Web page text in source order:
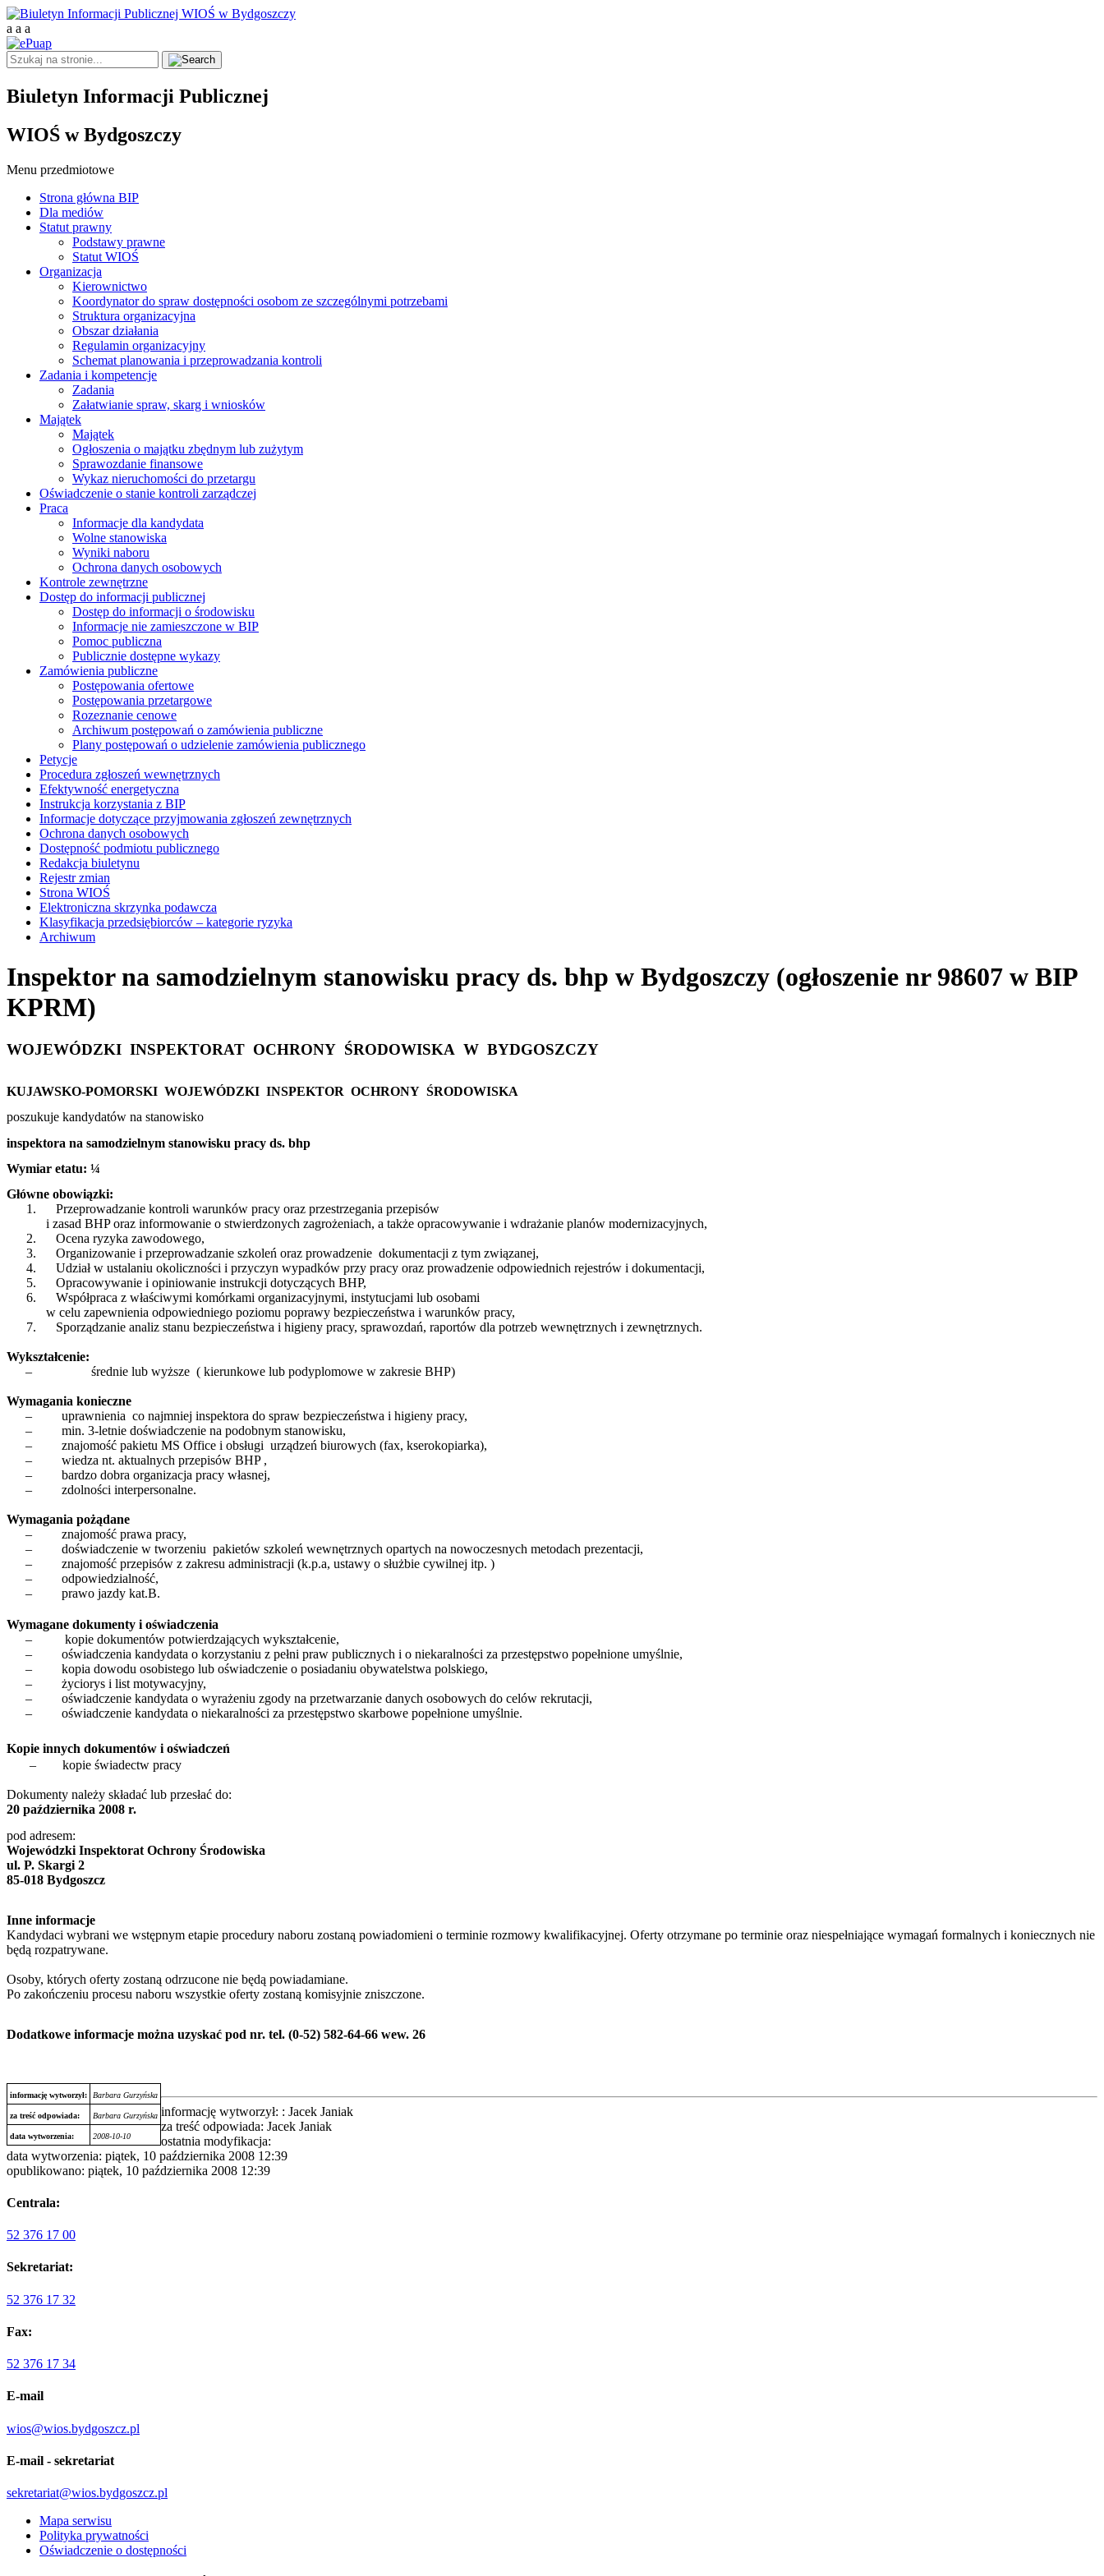
a a a
Biuletyn Informacji Publicznej
WIOŚ w Bydgoszczy
Menu przedmiotowe
Strona główna BIP
Dla mediów
Statut prawny
Podstawy prawne
Statut WIOŚ
Organizacja
Kierownictwo
Koordynator do spraw dostępności osobom ze szczególnymi potrzebami
Struktura organizacyjna
Obszar działania
Regulamin organizacyjny
Schemat planowania i przeprowadzania kontroli
Zadania i kompetencje
Zadania
Załatwianie spraw, skarg i wniosków
Majątek
Majątek
Ogłoszenia o majątku zbędnym lub zużytym
Sprawozdanie finansowe
Wykaz nieruchomości do przetargu
Oświadczenie o stanie kontroli zarządczej
Praca
Informacje dla kandydata
Wolne stanowiska
Wyniki naboru
Ochrona danych osobowych
Kontrole zewnętrzne
Dostęp do informacji publicznej
Dostęp do informacji o środowisku
Informacje nie zamieszczone w BIP
Pomoc publiczna
Publicznie dostępne wykazy
Zamówienia publiczne
Postępowania ofertowe
Postępowania przetargowe
Rozeznanie cenowe
Archiwum postępowań o zamówienia publiczne
Plany postępowań o udzielenie zamówienia publicznego
Petycje
Procedura zgłoszeń wewnętrznych
Efektywność energetyczna
Instrukcja korzystania z BIP
Informacje dotyczące przyjmowania zgłoszeń zewnętrznych
Ochrona danych osobowych
Dostępność podmiotu publicznego
Redakcja biuletynu
Rejestr zmian
Strona WIOŚ
Elektroniczna skrzynka podawcza
Klasyfikacja przedsiębiorców – kategorie ryzyka
Archiwum
Inspektor na samodzielnym stanowisku pracy ds. bhp w Bydgoszczy (ogłoszenie nr 98607 w BIP
KPRM)
WOJEWÓDZKI INSPEKTORAT OCHRONY ŚRODOWISKA W BYDGOSZCZY
KUJAWSKO-POMORSKI WOJEWÓDZKI INSPEKTOR OCHRONY ŚRODOWISKA
poszukuje kandydatów na stanowisko
inspektora na samodzielnym stanowisku pracy ds. bhp
Wymiar etatu: ¼
Główne obowiązki:
1.
Przeprowadzanie kontroli warunków pracy oraz przestrzegania przepisów
i zasad BHP oraz informowanie o stwierdzonych zagrożeniach, a także opracowywanie i wdrażanie planów modernizacyjnych,
2.
Ocena ryzyka zawodowego,
3.
Organizowanie i przeprowadzanie szkoleń oraz prowadzenie dokumentacji z tym związanej,
4.
Udział w ustalaniu okoliczności i przyczyn wypadków przy pracy oraz prowadzenie odpowiednich rejestrów i dokumentacji,
5.
Opracowywanie i opiniowanie instrukcji dotyczących BHP,
6.
Współpraca z właściwymi komórkami organizacyjnymi, instytucjami lub osobami
w celu zapewnienia odpowiedniego poziomu poprawy bezpieczeństwa i warunków pracy,
7.
Sporządzanie analiz stanu bezpieczeństwa i higieny pracy, sprawozdań, raportów dla potrzeb wewnętrznych i zewnętrznych.
Wykształcenie:
–
średnie lub wyższe ( kierunkowe lub podyplomowe w zakresie BHP)
Wymagania konieczne
–
uprawnienia co najmniej inspektora do spraw bezpieczeństwa i higieny pracy,
–
min. 3-letnie doświadczenie na podobnym stanowisku,
–
znajomość pakietu MS Office i obsługi urządzeń biurowych (fax, kserokopiarka),
–
wiedza nt. aktualnych przepisów BHP ,
–
bardzo dobra organizacja pracy własnej,
–
zdolności interpersonalne.
Wymagania pożądane
–
znajomość prawa pracy,
–
doświadczenie w tworzeniu pakietów szkoleń wewnętrznych opartych na nowoczesnych metodach prezentacji,
–
znajomość przepisów z zakresu administracji (k.p.a, ustawy o służbie cywilnej itp. )
–
odpowiedzialność,
–
prawo jazdy kat.B.
Wymagane dokumenty i oświadczenia
–
kopie dokumentów potwierdzających wykształcenie,
–
oświadczenia kandydata o korzystaniu z pełni praw publicznych i o niekaralności za przestępstwo popełnione umyślnie,
–
kopia dowodu osobistego lub oświadczenie o posiadaniu obywatelstwa polskiego,
–
życiorys i list motywacyjny,
–
oświadczenie kandydata o wyrażeniu zgody na przetwarzanie danych osobowych do celów rekrutacji,
–
oświadczenie kandydata o niekaralności za przestępstwo skarbowe popełnione umyślnie.
Kopie innych dokumentów i oświadczeń
– kopie świadectw pracy
Dokumenty należy składać lub przesłać do:
20 października 2008 r.
pod adresem:
Wojewódzki Inspektorat Ochrony Środowiska
ul. P. Skargi 2
85-018 Bydgoszcz
Inne informacje
Kandydaci wybrani we wstępnym etapie procedury naboru zostaną powiadomieni o terminie rozmowy kwalifikacyjnej. Oferty otrzymane po terminie oraz niespełniające wymagań formalnych i koniecznych nie
będą rozpatrywane.
Osoby, których oferty zostaną odrzucone nie będą powiadamiane.
Po zakończeniu procesu naboru wszystkie oferty zostaną komisyjnie zniszczone.
Dodatkowe informacje można uzyskać pod nr. tel. (0-52) 582-64-66 wew. 26
informację wytworzył: Barbara Gurzyńska
za treść odpowiada: Barbara Gurzyńska
data wytworzenia: 2008-10-10
informację wytworzył: : Jacek Janiak
za treść odpowiada: Jacek Janiak
ostatnia modyfikacja:
data wytworzenia: piątek, 10 października 2008 12:39
opublikowano: piątek, 10 października 2008 12:39
Centrala:
52 376 17 00
Sekretariat:
52 376 17 32
Fax:
52 376 17 34
E-mail
wios@wios.bydgoszcz.pl
E-mail - sekretariat
sekretariat@wios.bydgoszcz.pl
Mapa serwisu
Polityka prywatności
Oświadczenie o dostępności